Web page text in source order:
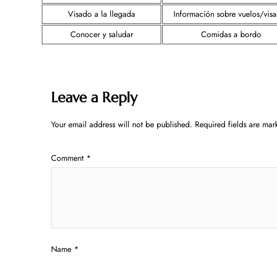
Visado a la llegada
Información sobre vuelos/
Conocer y saludar
Comidas a bordo
Leave a Reply
Your email address will not be published. Required fields are
Comment *
Name *